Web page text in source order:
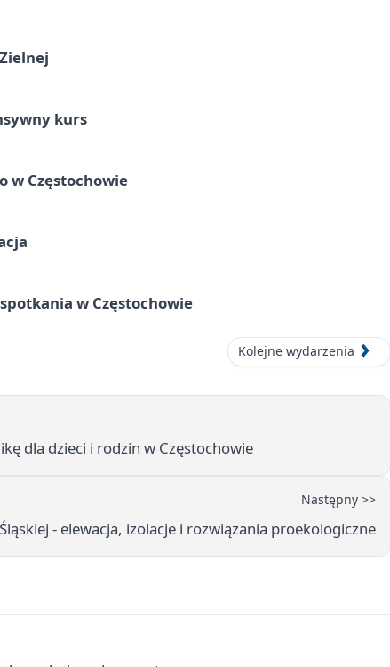
kurs
w Częstochowie
w Częstochowie
Kolejne wydarzenia
dla dzieci i rodzin w Częstochowie
Następny >>
- elewacja, izolacje i rozwiązania proekologiczne